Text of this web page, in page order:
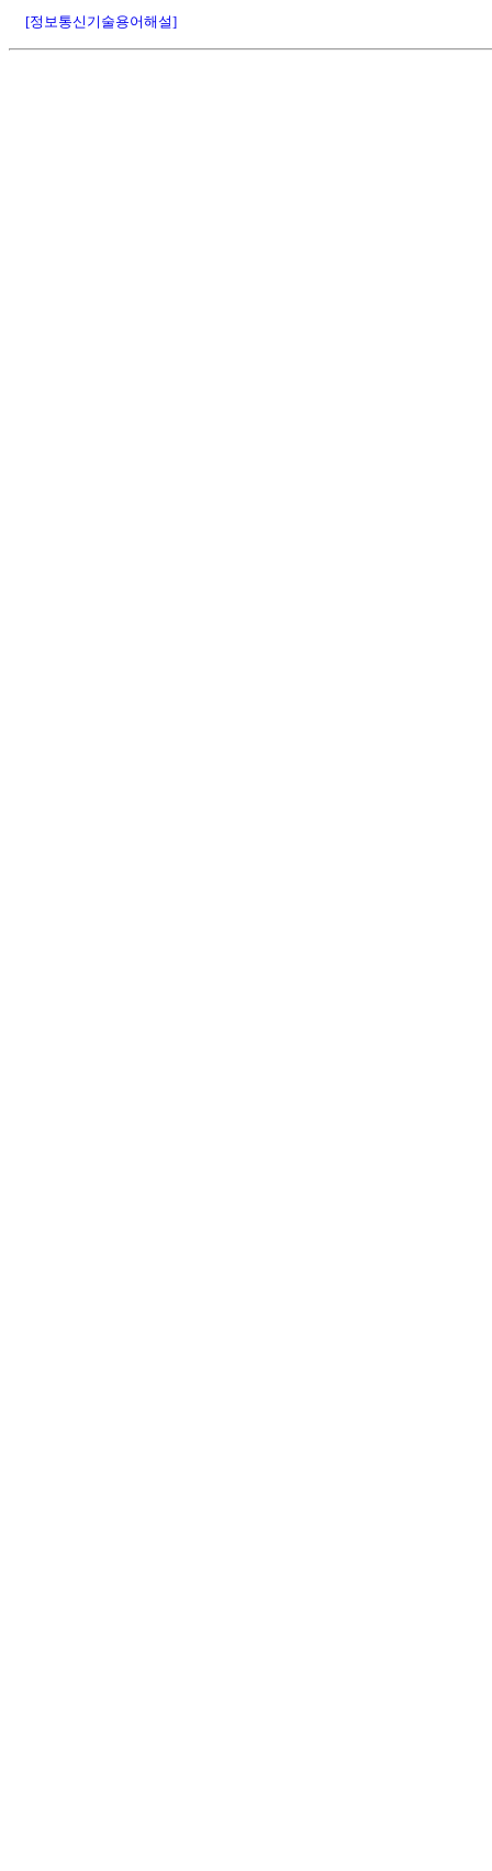
[정보통신기술용어해설]